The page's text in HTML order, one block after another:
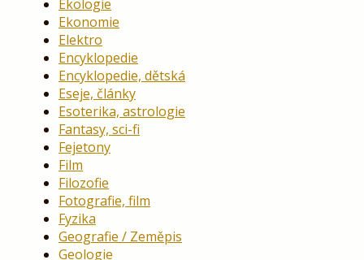
Ekologie
Ekonomie
Elektro
Encyklopedie
Encyklopedie, dětská
Eseje, články
Esoterika, astrologie
Fantasy, sci-fi
Fejetony
Film
Filozofie
Fotografie, film
Fyzika
Geografie / Zeměpis
Geologie